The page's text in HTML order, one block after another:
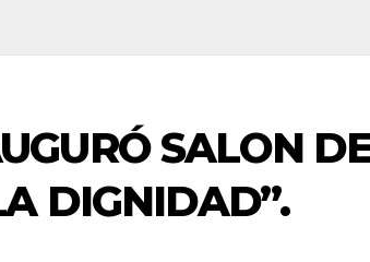
SALON
DIGNIDAD”.